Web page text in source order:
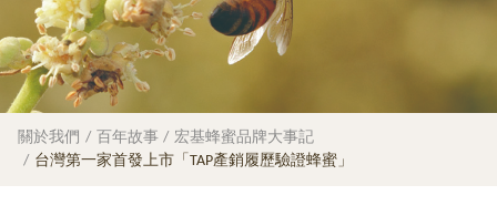
關於我們 百年故事
宏基蜂蜜品牌大事記
台灣第一家首發上市「TAP產銷履歷驗證蜂蜜」